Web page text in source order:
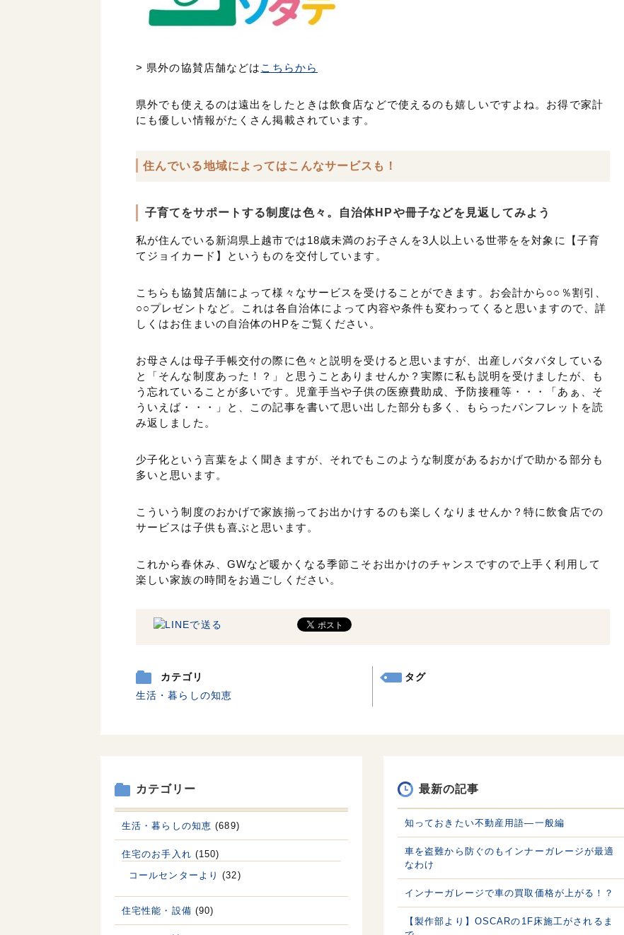
> 県外の協賛店舗などは こちらから
県外でも使えるのは遠出をしたときは飲食店などで使えるのも嬉しいですよね。お得で家計
にも優しい情報がたくさん掲載されています。
住んでいる地域によってはこんなサービスも！
子育てをサポートする制度は色々。自治体HPや冊子などを見返してみよう
私が住んでいる新潟県上越市では18歳未満のお子さんを3人以上いる世帯をを対象に【子育
てジョイカード】というものを交付しています。
こちらも協賛店舗によって様々なサービスを受けることができます。お会計から○○％割引、
○○プレゼントなど。これは各自治体によって内容や条件も変わってくると思いますので、詳
しくはお住まいの自治体のHPをご覧ください。
お母さんは母子手帳交付の際に色々と説明を受けると思いますが、出産しバタバタしている
と「そんな制度あった！？」と思うことありませんか？実際に私も説明を受けましたが、も
う忘れていることが多いです。児童手当や子供の医療費助成、予防接種等・・・「あぁ、そ
ういえば・・・」と、この記事を書いて思い出した部分も多く、もらったパンフレットを読
み返しました。
少子化という言葉をよく聞きますが、それでもこのような制度があるおかげで助かる部分も
多いと思います。
こういう制度のおかげで家族揃ってお出かけするのも楽しくなりませんか？特に飲食店での
サービスは子供も喜ぶと思います。
これから春休み、GWなど暖かくなる季節こそお出かけのチャンスですので上手く利用して
楽しい家族の時間をお過ごしください。
カテゴリ
生活・暮らしの知恵
タグ
最新の記事
知っておきたい不動産用語—一般編
車を盗難から防ぐのもインナーガレージが最適
なわけ
インナーガレージで車の買取価格が上がる！？
【製作部より】OSCARの1F床施工がされるま
カテゴリー
生活・暮らしの知恵 (689)
住宅のお手入れ (150)
コールセンターより (32)
住宅性能・設備 (90)